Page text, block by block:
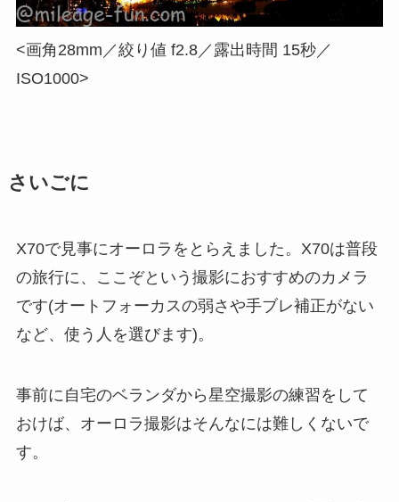
<画角28mm／絞り値 f2.8／露出時間 15秒／
ISO1000>
さいごに
X70で見事にオーロラをとらえました。X70は普段
の旅行に、ここぞという撮影におすすめのカメラ
です(オートフォーカスの弱さや手ブレ補正がない
など、使う人を選びます)。
事前に自宅のベランダから星空撮影の練習をして
おけば、オーロラ撮影はそんなには難しくないで
す。